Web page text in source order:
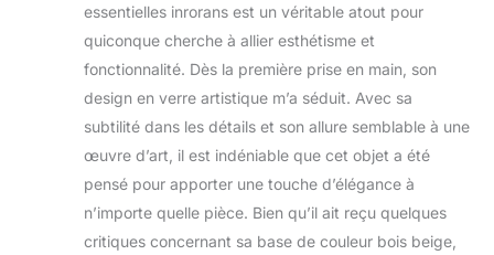
seulement le plaisir du parfum
Options d'arrêt automatique :
d'intérieur INRORANS comprend une
minuterie d'arrêt automatique lorsque
l'eau est épuisée, des commandes
séparées pour la brume et la lumière,
heures/continu. Il suffit d'ajouter de
l'eau et un peu d'huile essentielle pour
jusqu'à 7 heures de brume continue
essentielles inrorans est un véritable atout pour
quiconque cherche à allier esthétisme et
fonctionnalité. Dès la première prise en main, son
design en verre artistique m’a séduit. Avec sa
subtilité dans les détails et son allure semblable à une
œuvre d’art, il est indéniable que cet objet a été
pensé pour apporter une touche d’élégance à
n’importe quelle pièce. Bien qu’il ait reçu quelques
critiques concernant sa base de couleur bois beige,